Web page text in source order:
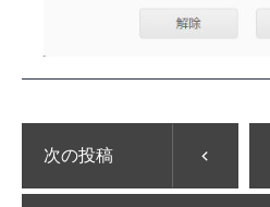
次の投稿